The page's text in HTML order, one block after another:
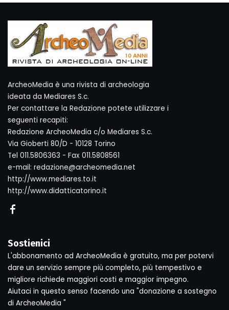
ArcheoMedia è una rivista di archeologia
ideata da Mediares S.c.
Per contattare la Redazione potete utilizzare i
seguenti recapiti:
Redazione ArcheoMedia c/o Mediares S.c.
Via Gioberti 80/D - 10128 Torino
Tel 011.5806363 - Fax 011.5808561
e-mail: redazione@archeomedia.net
http://www.mediares.to.it
http://www.didatticatorino.it
Sostienici
L'abbonamento ad ArcheoMedia è gratuito, ma per potervi
dare un servizio sempre più completo, più tempestivo e
migliore richiede maggiori costi e maggior impegno.
Aiutaci in questo senso facendo una "donazione a sostegno
di ArcheoMedia "